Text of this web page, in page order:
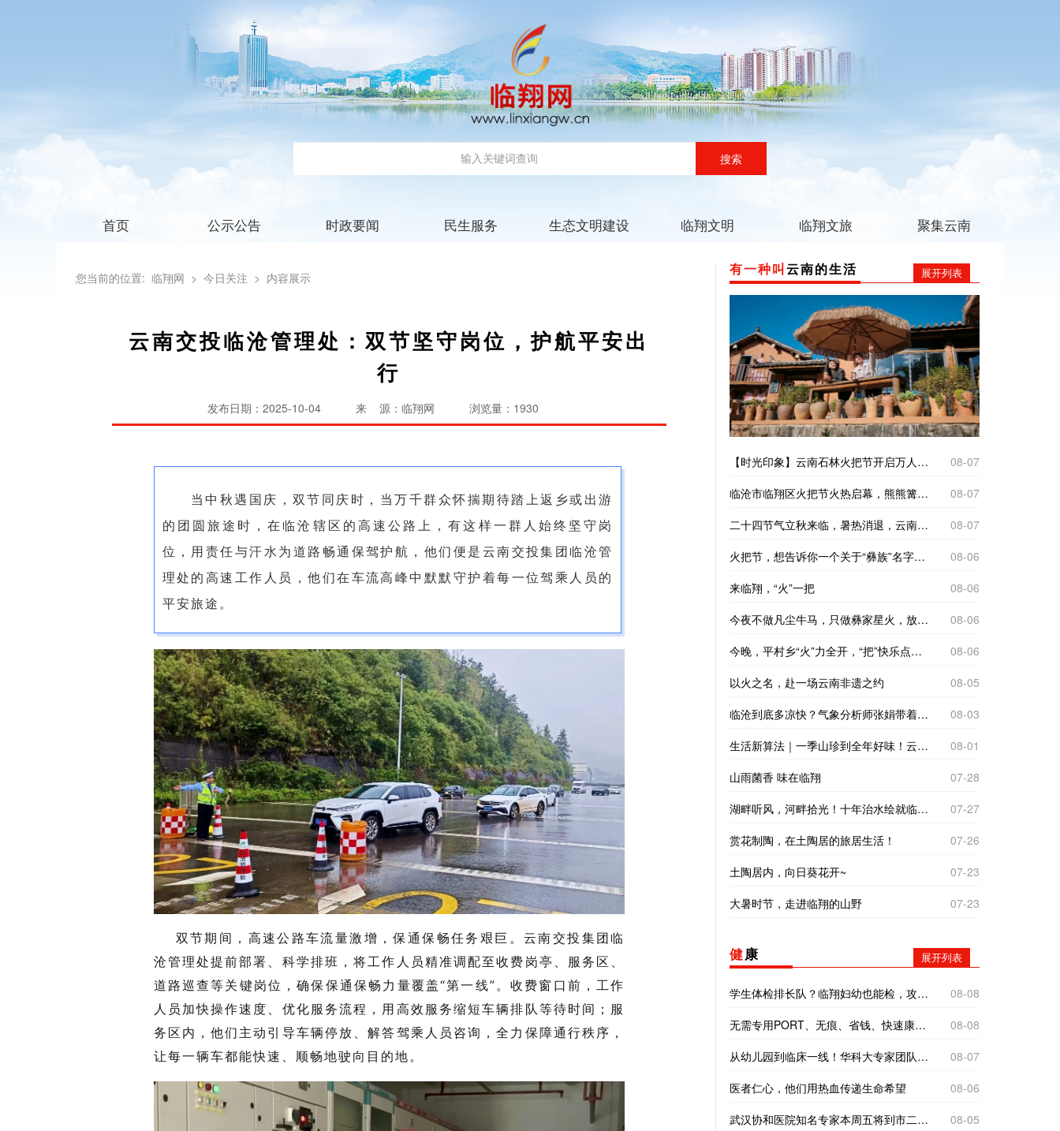
搜索
首页 公示公告 时政要闻 民生服务 生态文明建设 临翔文明 临翔文旅 聚集云南
您当前的位置: 临翔网 > 今日关注 > 内容展示
云南交投临沧管理处：双节坚守岗位，护航平安出
行
发布日期：2025-10-04 来 源：临翔网 浏览量：1930
当中秋遇国庆，双节同庆时，当万千群众怀揣期待踏上返乡或出游
的团圆旅途时，在临沧辖区的高速公路上，有这样一群人始终坚守岗
位，用责任与汗水为道路畅通保驾护航，他们便是云南交投集团临沧管
理处的高速工作人员，他们在车流高峰中默默守护着每一位驾乘人员的
平安旅途。
双节期间，高速公路车流量激增，保通保畅任务艰巨。云南交投集团临
沧管理处提前部署、科学排班，将工作人员精准调配至收费岗亭、服务区、
道路巡查等关键岗位，确保保通保畅力量覆盖“第一线”。收费窗口前，工作
人员加快操作速度、优化服务流程，用高效服务缩短车辆排队等待时间；服
务区内，他们主动引导车辆停放、解答驾乘人员咨询，全力保障通行秩序，
让每一辆车都能快速、顺畅地驶向目的地。
有一种叫云南的生活 展开列表
【时光印象】云南石林火把节开启万人狂欢模式
08-07
临沧市临翔区火把节火热启幕，熊熊篝火点亮夜色，各族群众牵手踏歌，现场人声鼎沸，氛围感拉满。
08-07
二十四节气立秋来临，暑热消退，云南省临沧市临翔区平村乡迎来一年一度彝族火把节。火种在村民手中依次传递，点点星火连成蜿蜒火龙，点亮整个村寨。
08-07
火把节，想告诉你一个关于“彝族”名字的故事
08-06
来临翔，“火”一把
08-06
今夜不做凡尘牛马，只做彝家星火，放下日常忙碌，围着篝火尽情起舞，以漫天火光，热烈欢度民族佳节。
08-06
今晚，平村乡“火”力全开，“把”快乐点燃！
08-06
以火之名，赴一场云南非遗之约
08-05
临沧到底多凉快？气象分析师张娟带着仪器来实测
08-03
生活新算法｜一季山珍到全年好味！云南临沧“树koko”里的致富经
08-01
山雨菌香 味在临翔
07-28
湖畔听风，河畔拾光！十年治水绘就临翔“家门口的诗与远方”
07-27
赏花制陶，在土陶居的旅居生活！
07-26
土陶居内，向日葵花开~
07-23
大暑时节，走进临翔的山野
07-23
健康 展开列表
学生体检排长队？临翔妇幼也能检，攻略来了→
08-08
无需专用PORT、无痕、省钱、快速康复！临沧市二院开展常规器械单孔腹腔镜手术
08-08
从幼儿园到临床一线！华科大专家团队全方位帮扶临翔妇幼
08-07
医者仁心，他们用热血传递生命希望
08-06
武汉协和医院知名专家本周五将到市二院义诊！
08-05